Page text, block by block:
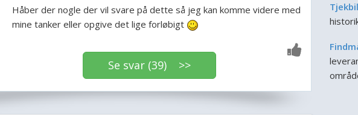
Håber der nogle der vil svare på dette så jeg kan komme videre med
mine tanker eller opgive det lige forløbigt
Se svar (39) >>
Tjekbil